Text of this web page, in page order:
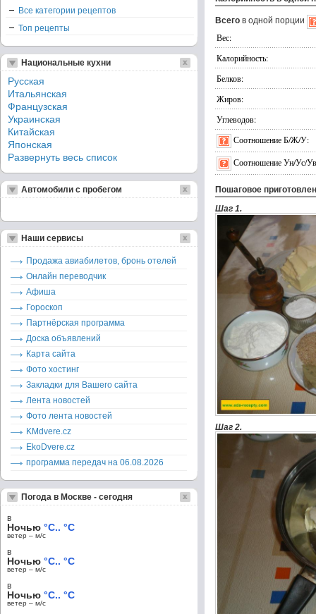
Всего в одной порции
Вес:
Калорийность:
Белков:
Жиров:
Углеводов:
Соотношение Б/Ж/У:
Соотношение Ун/Ус/
Пошаговое
Шаг 1.
Шаг 2.
Все категории рецептов
Топ рецепты
Национальные кухни
Русская
Итальянская
Французская
Украинская
Китайская
Японская
Развернуть весь список
Автомобили с пробегом
Наши сервисы
Продажа авиабилетов, бронь отелей
Онлайн переводчик
Афиша
Гороскоп
Партнёрская программа
Доска объявлений
Карта сайта
Фото хостинг
Закладки для Вашего сайта
Лента новостей
Фото лента новостей
KMdvere.cz
EkoDvere.cz
программа передач на 06.08.2026
Погода в Москве - сегодня
в
Ночью °C.. °C
ветер – м/c
в
Ночью °C.. °C
ветер – м/c
в
Ночью °C.. °C
ветер – м/c